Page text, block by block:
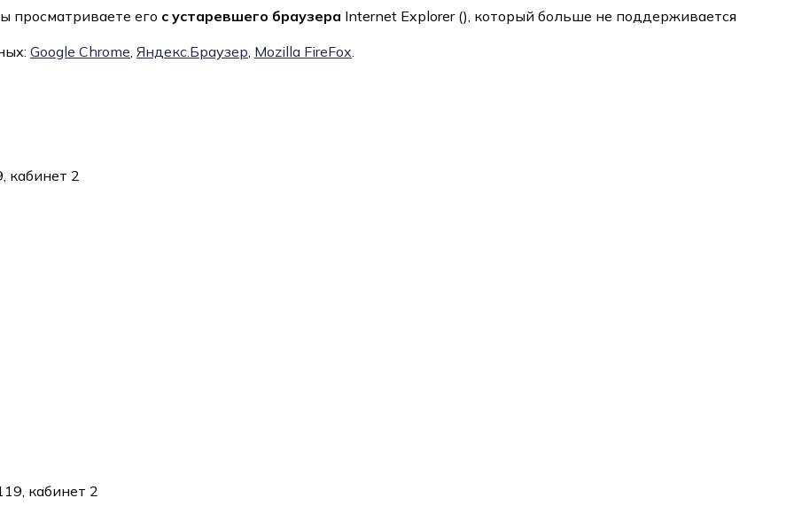
просматриваете его с устаревшего браузера Internet Explorer (), который больше не поддерживается
Google Chrome, Яндекс.Браузер, Mozilla FireFox.
кабинет 2
кабинет 2